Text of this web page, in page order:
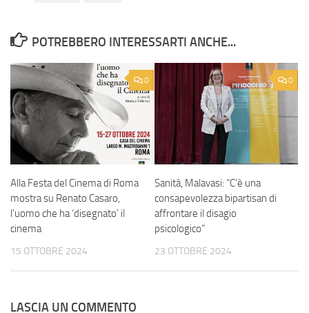
POTREBBERO INTERESSARTI ANCHE...
0
Alla Festa del Cinema di Roma
mostra su Renato Casaro,
l’uomo che ha ‘disegnato’ il
cinema
15 OTTOBRE 2024
0
Sanità, Malavasi: “C’è una
consapevolezza bipartisan di
affrontare il disagio
psicologico”
23 OTTOBRE 2024
LASCIA UN COMMENTO